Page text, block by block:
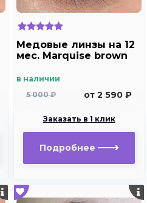
Медовые линзы на 12
мес. Marquise brown
в наличии
5 000 ₽
от 2 590 ₽
Заказать в 1 клик
Подробнее